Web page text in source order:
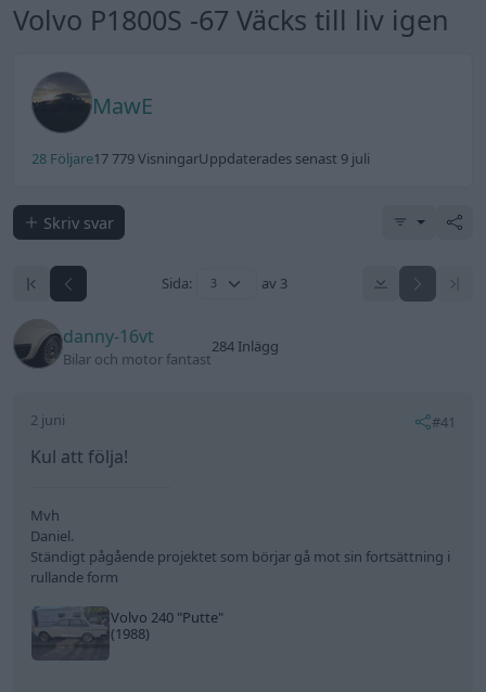
Volvo P1800S -67 Väcks till liv igen
MawE
28 Följare17 779 VisningarUppdaterades senast 9 juli
Skriv svar
Sida: av 3
danny-16vt
Bilar och motor fantast
284 Inlägg
2 juni #41
Kul att följa!
Mvh
Daniel.
Ständigt pågående projektet som börjar gå mot sin fortsättning i
rullande form
Volvo 240 "Putte"
(1988)